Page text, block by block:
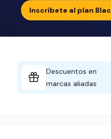
Inscríbete al plan
Descuentos en
marcas aliadas